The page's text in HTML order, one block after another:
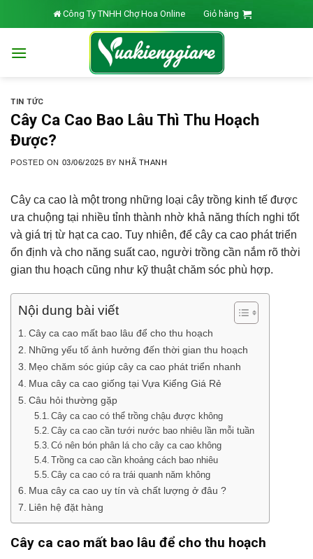
to
Công Ty TNHH Chợ Hoa Online Giỏ hàng
TIN TỨC
Cây Ca Cao Bao Lâu Thì Thu Hoạch
Được?
POSTED ON 03/06/2025 BYNHÃ THANH
Cây ca cao là một trong những loại cây trồng kinh tế được
ưa chuộng tại nhiều tỉnh thành nhờ khả năng thích nghi tốt
và giá trị từ hạt ca cao. Tuy nhiên, để cây ca cao phát triển
ổn định và cho năng suất cao, người trồng cần nắm rõ thời
gian thu hoạch cũng như kỹ thuật chăm sóc phù hợp.
Nội dung bài viết
Cây ca cao mất bao lâu để cho thu hoạch
Những yếu tố ảnh hưởng đến thời gian thu hoạch
Mẹo chăm sóc giúp cây ca cao phát triển nhanh
Mua cây ca cao giống tại Vựa Kiểng Giá Rẻ
Câu hỏi thường gặp
Cây ca cao có thể trồng chậu được không
Cây ca cao cần tưới nước bao nhiêu lần mỗi tuần
Có nên bón phân lá cho cây ca cao không
Trồng ca cao cần khoảng cách bao nhiêu
Cây ca cao có ra trái quanh năm không
Mua cây ca cao uy tín và chất lượng ở đâu ?
Liên hệ đặt hàng
Cây ca cao mất bao lâu để cho thu hoạch